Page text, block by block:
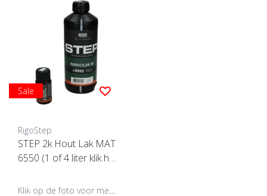
Sale
RigoStep
STEP 2k Hout Lak MAT
6550 (1 of 4 liter klik hi